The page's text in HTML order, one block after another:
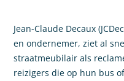
Jean-Claude Decaux
en ondernemer, ziet al
straatmeubilair als
reizigers die op hun bus